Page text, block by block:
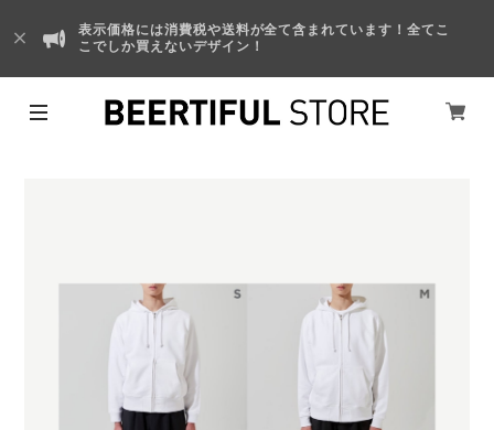
表示価格には消費税や送料が全て含まれています！全てこ
こでしか買えないデザイン！